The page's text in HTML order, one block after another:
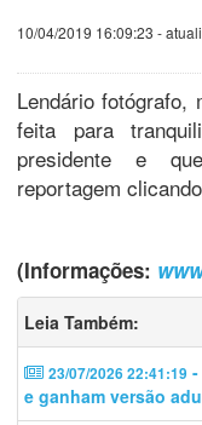
10/04/2019 16:09:23 -
Lendário
feita para
presidente e
reportagem clicando
(Informações:
Leia Também:
23/07/2026 22:41:19
e ganham versão